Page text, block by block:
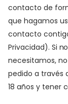
contacto de
que hagamos
contacto
Privacidad). Si
necesitamos,
pedido a través
18 años y tener